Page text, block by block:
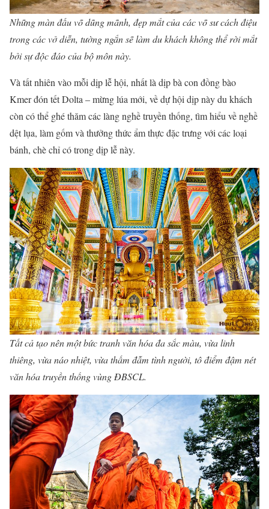
Những màn đấu võ dũng mãnh, đẹp mắt của các võ sư cách điệu
trong các vở diễn, tường ngắn sẽ làm du khách không thể rời mắt
bởi sự độc đáo của bộ môn này.
Và tất nhiên vào mỗi dịp lễ hội, nhất là dịp bà con đồng bào
Kmer đón tết Dolta – mừng lúa mới, về dự hội dịp này du khách
còn có thể ghé thăm các làng nghề truyền thống, tìm hiểu về nghề
dệt lụa, làm gốm và thưởng thức ẩm thực đặc trưng với các loại
bánh, chè chỉ có trong dịp lễ này.
Tất cả tạo nên một bức tranh văn hóa đa sắc màu, vừa linh
thiêng, vừa náo nhiệt, vừa thấm đẫm tình người, tô điểm đậm nét
văn hóa truyền thống vùng ĐBSCL.